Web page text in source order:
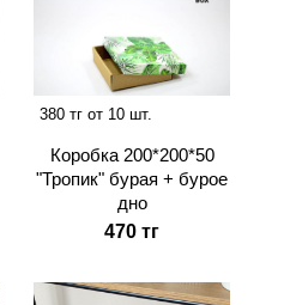
380 тг от 10 шт.
Коробка 200*200*50
"Тропик" бурая + бурое
дно
470 тг